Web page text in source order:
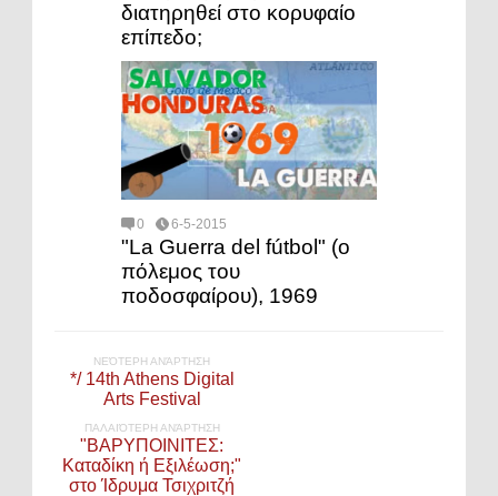
διατηρηθεί στο κορυφαίο
επίπεδο;
0 6-5-2015
"La Guerra del fútbol" (ο
πόλεμος του
ποδοσφαίρου), 1969
ΝΕΌΤΕΡΗ ΑΝΆΡΤΗΣΗ
*/ 14th Athens Digital
Arts Festival
ΠΑΛΑΙΌΤΕΡΗ ΑΝΆΡΤΗΣΗ
"ΒΑΡΥΠΟΙΝΙΤΕΣ:
Καταδίκη ή Εξιλέωση;"
στο Ίδρυμα Τσιχριτζή